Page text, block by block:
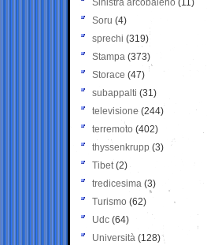
Sinistra arcobaleno (11)
Soru (4)
sprechi (319)
Stampa (373)
Storace (47)
subappalti (31)
televisione(244)
terremoto (402)
thyssenkrupp (3)
Tibet(2)
tredicesima (3)
Turismo (62)
Udc (64)
Università (128)